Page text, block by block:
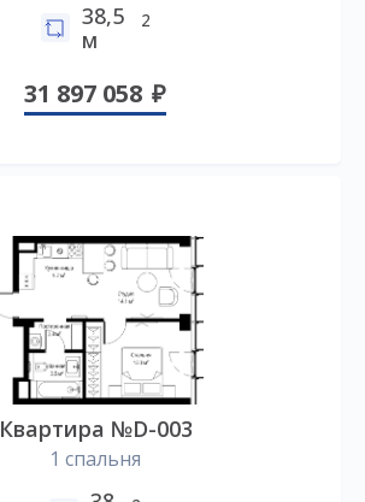
38,5
м
2
31 897 058
Квартира №D-003
1 спальня